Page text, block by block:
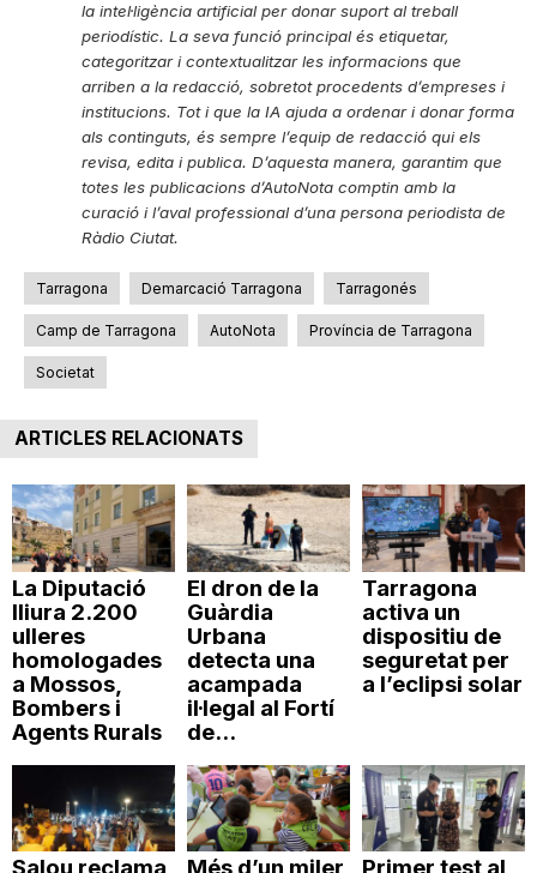
la intel·ligència artificial per donar suport al treball
periodístic. La seva funció principal és etiquetar,
categoritzar i contextualitzar les informacions que
arriben a la redacció, sobretot procedents d’empreses i
institucions. Tot i que la IA ajuda a ordenar i donar forma
als continguts, és sempre l’equip de redacció qui els
revisa, edita i publica. D’aquesta manera, garantim que
totes les publicacions d’AutoNota comptin amb la
curació i l’aval professional d’una persona periodista de
Ràdio Ciutat.
Tarragona Demarcació Tarragona Tarragonés
Camp de Tarragona AutoNota Província de Tarragona
Societat
ARTICLES RELACIONATS
La Diputació
lliura 2.200
ulleres
homologades
a Mossos,
Bombers i
Agents Rurals
El dron de la
Guàrdia
Urbana
detecta una
acampada
il·legal al Fortí
de...
Tarragona
activa un
dispositiu de
seguretat per
a l’eclipsi solar